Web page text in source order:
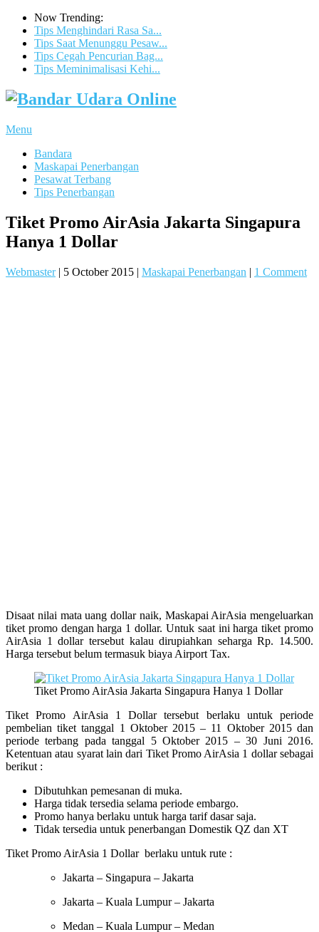
Now Trending:
Tips Menghindari Rasa Sa...
Tips Saat Menunggu Pesaw...
Tips Cegah Pencurian Bag...
Tips Meminimalisasi Kehi...
Menu
Bandara
Maskapai Penerbangan
Pesawat Terbang
Tips Penerbangan
Tiket Promo AirAsia Jakarta Singapura
Hanya 1 Dollar
Webmaster| 5 October 2015 | Maskapai Penerbangan | 1 Comment
Disaat nilai mata uang dollar naik, Maskapai AirAsia mengeluarkan
tiket promo dengan harga 1 dollar. Untuk saat ini harga tiket promo
AirAsia 1 dollar tersebut kalau dirupiahkan seharga Rp. 14.500.
Harga tersebut belum termasuk biaya Airport Tax.
Tiket Promo AirAsia Jakarta Singapura Hanya 1 Dollar
Tiket Promo AirAsia 1 Dollar tersebut berlaku untuk periode
pembelian tiket tanggal 1 Oktober 2015 – 11 Oktober 2015 dan
periode terbang pada tanggal 5 Oktober 2015 – 30 Juni 2016.
Ketentuan atau syarat lain dari Tiket Promo AirAsia 1 dollar sebagai
berikut :
Dibutuhkan pemesanan di muka.
Harga tidak tersedia selama periode embargo.
Promo hanya berlaku untuk harga tarif dasar saja.
Tidak tersedia untuk penerbangan Domestik QZ dan XT
Tiket Promo AirAsia 1 Dollar berlaku untuk rute :
Jakarta – Singapura – Jakarta
Jakarta – Kuala Lumpur – Jakarta
Medan – Kuala Lumpur – Medan